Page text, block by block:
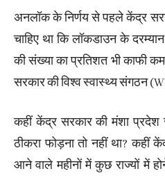
अनलॉक के निर्णय से पहले केंद्र
चाहिए था कि लॉकडाउन के
की संख्या का प्रतिशत भी काफी
सरकार की विश्व स्वास्थ्य संगठन
कहीं केंद्र सरकार की मंशा प्रदेश
ठीकरा फोड़ना तो नहीं था? कहीं
आने वाले महीनों में कुछ राज्यों में